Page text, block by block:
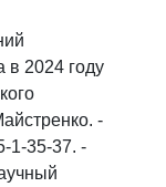
в 2024 году
-
1-35-37. -